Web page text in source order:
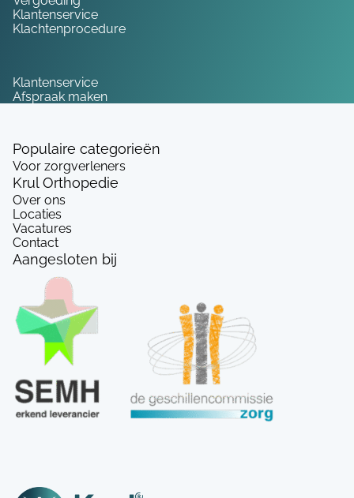
Klantenservice
Klachtenprocedure
Klantenservice
Afspraak maken
Populaire categorieën
Voor zorgverleners
Krul Orthopedie
Over ons
Locaties
Vacatures
Contact
Aangesloten bij